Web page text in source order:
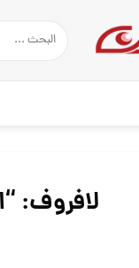
لافروف: